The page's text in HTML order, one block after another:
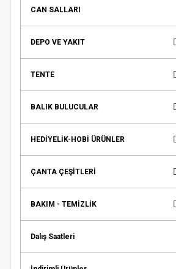
CAN SALLARI
DEPO VE YAKIT
TENTE
BALIK BULUCULAR
HEDİYELİK-HOBİ ÜRÜNLER
ÇANTA ÇEŞİTLERİ
BAKIM - TEMİZLİK
Dalış Saatleri